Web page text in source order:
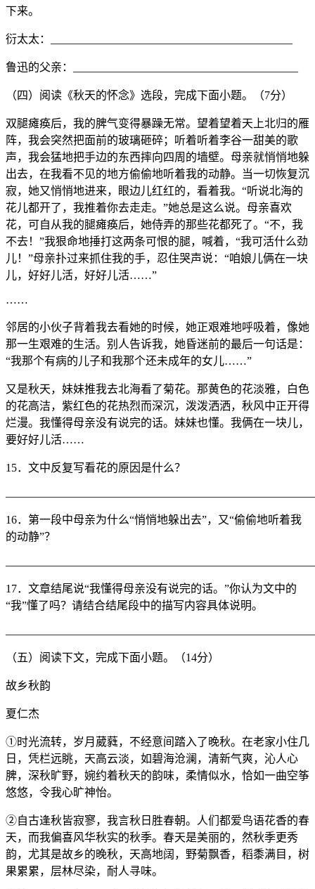
下来。
衍太太：___________________________________________
鲁迅的父亲：________________________________________
（四）阅读《秋天的怀念》选段，完成下面小题。（7分）
双腿瘫痪后，我的脾气变得暴躁无常。望着望着天上北归的雁
阵，我会突然把面前的玻璃砸碎；听着听着李谷一甜美的歌
声，我会猛地把手边的东西摔向四周的墙壁。母亲就悄悄地躲
出去，在我看不见的地方偷偷地听着我的动静。当一切恢复沉
寂，她又悄悄地进来，眼边儿红红的，看着我。“听说北海的
花儿都开了，我推着你去走走。”她总是这么说。母亲喜欢
花，可自从我的腿瘫痪后，她侍弄的那些花都死了。“不，我
不去！”我狠命地捶打这两条可恨的腿，喊着，“我可活什么劲
儿！”母亲扑过来抓住我的手，忍住哭声说：“咱娘儿俩在一块
儿，好好儿活，好好儿活……”
……
邻居的小伙子背着我去看她的时候，她正艰难地呼吸着，像她
那一生艰难的生活。别人告诉我，她昏迷前的最后一句话是：
“我那个有病的儿子和我那个还未成年的女儿……”
又是秋天，妹妹推我去北海看了菊花。那黄色的花淡雅，白色
的花高洁，紫红色的花热烈而深沉，泼泼洒洒，秋风中正开得
烂漫。我懂得母亲没有说完的话。妹妹也懂。我俩在一块儿，
要好好儿活……
15．文中反复写看花的原因是什么？
16．第一段中母亲为什么“悄悄地躲出去”，又“偷偷地听着我
的动静”？
17．文章结尾说“我懂得母亲没有说完的话。”你认为文中的
“我”懂了吗？请结合结尾段中的描写内容具体说明。
（五）阅读下文，完成下面小题。（14分）
故乡秋韵
夏仁杰
①时光流转，岁月葳蕤，不经意间踏入了晚秋。在老家小住几
日，凭栏远眺，天高云淡，如碧海沧澜，清新气爽，沁人心
脾，深秋旷野，婉约着秋天的韵味，柔情似水，恰如一曲空筝
悠悠，令我心旷神怡。
②自古逢秋皆寂寥，我言秋日胜春朝。人们都爱鸟语花香的春
天，而我偏喜风华秋实的秋季。春天是美丽的，然秋季更秀
韵，尤其是故乡的晚秋，天高地阔，野菊飘香，稻黍满目，树
果累累，层林尽染，耐人寻味。